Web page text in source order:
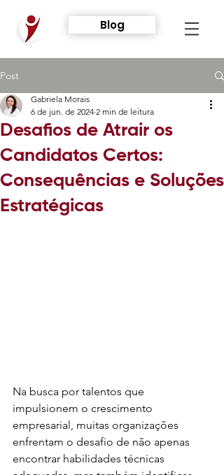
Blog
Post
Desafios de Atrair os
Candidatos Certos:
Consequências e Soluções
Estratégicas
Gabriela Morais
6 de jun. de 2024 2 min de leitura
Na busca por talentos que
impulsionem o crescimento
empresarial, muitas organizações
enfrentam o desafio de não apenas
encontrar habilidades técnicas